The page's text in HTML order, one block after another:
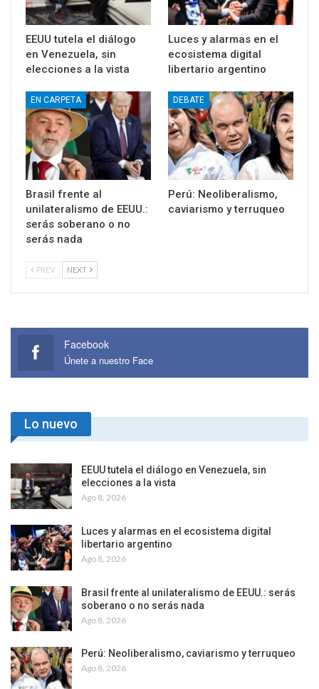
EEUU tutela el diálogo
en Venezuela, sin
elecciones a la vista
Luces y alarmas en el
ecosistema digital
libertario argentino
EN CARPETA
Brasil frente al
unilateralismo de EEUU.:
serás soberano o no
serás nada
DEBATE
Perú: Neoliberalismo,
caviarismo y terruqueo
PREV NEXT
Facebook
Únete a nuestro Face
Lo nuevo
EEUU tutela el diálogo en Venezuela, sin
elecciones a la vista
Ago 8, 2026
Luces y alarmas en el ecosistema digital
libertario argentino
Ago 8, 2026
Brasil frente al unilateralismo de EEUU.: serás
soberano o no serás nada
Ago 8, 2026
Perú: Neoliberalismo, caviarismo y terruqueo
Ago 8, 2026